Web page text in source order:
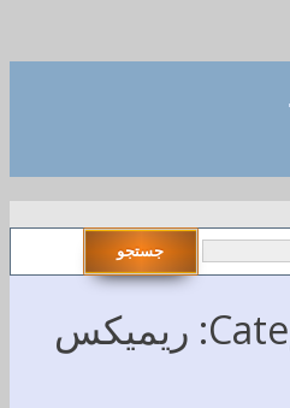
Category Archives: ریمیکس